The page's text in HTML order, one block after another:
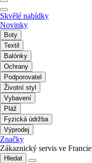
Skvělé nabídky
Novinky
Boty
Textil
Balónky
Ochrany
Podporovatel
Životní styl
Vybavení
Pláž
Fyzická údržba
Výprodej
Značky
Zákaznický servis ve Francie
Hledat